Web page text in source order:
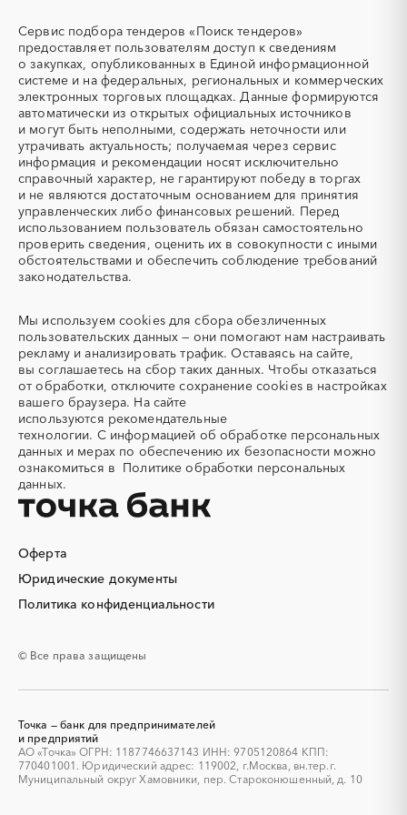
ТЭН
(Теплоэлектронагреватель)
УДС (установки
депарафинизации скважин)
УКПГ
ЯТЭК
Аварийные работы
Авиаперевозка
Авиационные работы
Авиационные работы
вертолетами
Автобус
Автовозы
Автогрейдер
Автозапчасти
Автоматизация
Автомобили
Автомобильные весы
Авторский надзор
Автотранспорт
Автоцистерны пожарные
Адсорбенты
Акварель
Аквариумы
Аккумуляторы
Алкогольная продукция
Алмазное бурение
Алмазная резка
Алюминиевые
конструкции
Алюминиевые профили
Алюминий
Аммоний
Ангар
Антенны
Антискалант
Антрацит
Аппараты воздушного
охлаждения
Аренда погрузчика
Аренда спецтехники с
экипажем
Асфальтирование дорог
Аттракционы
Аутсорсинг
Аутстаффинг
Базы данных
Баннеры
Барит
Московская область
Мурманская область
Ненецкий AО
Нижегородская область
Новгородская область
Новосибирская область
Омская область
Оренбургская область
Орловская область
Пензенская область
Пермский край
Приморский край
Псковская область
Ростовская область
Рязанская область
Самарская область
Санкт-Петербург
Саратовская область
Сахалинская область
Свердловская область
Севастополь
Тамбовская область
Татарстан
Тверская область
Томская область
Тульская область
Тыва
Тюменская область
Удмуртская республика
Ульяновская область
Хабаровский край
Хакасия
Ханты-Мансийский
Автономный округ - Югра
Челябинская область
Чувашская республика
Ярославская область
Оферта
Юридические документы
Политика конфиденциальности
© Все права защищены
Сервис подбора тендеров «Поиск тендеров»
предоставляет пользователям доступ к сведениям
о закупках, опубликованных в Единой информационной
системе и на федеральных, региональных и коммерческих
электронных торговых площадках. Данные формируются
автоматически из открытых официальных источников
и могут быть неполными, содержать неточности или
утрачивать актуальность; получаемая через сервис
информация и рекомендации носят исключительно
справочный характер, не гарантируют победу в торгах
и не являются достаточным основанием для принятия
управленческих либо финансовых решений. Перед
использованием пользователь обязан самостоятельно
проверить сведения, оценить их в совокупности с иными
обстоятельствами и обеспечить соблюдение требований
законодательства.
Мы используем cookies для сбора обезличенных
пользовательских данных — они помогают нам настраивать
рекламу и анализировать трафик. Оставаясь на сайте,
вы соглашаетесь на сбор таких данных. Чтобы отказаться
от обработки, отключите сохранение cookies в настройках
вашего браузера. На сайте
используются рекомендательные
технологии. С информацией об обработке персональных
данных и мерах по обеспечению их безопасности можно
ознакомиться в Политике обработки персональных
данных.
Точка — банк для предпринимателей
и предприятий
АО «Точка» ОГРН: 1187746637143 ИНН: 9705120864 КПП:
770401001. Юридический адрес: 119002, г.Москва, вн.тер.г.
Муниципальный округ Хамовники, пер. Староконюшенный, д. 10